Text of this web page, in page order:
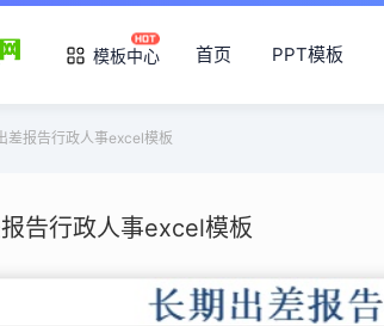
模板中心 首页 PPT模板
差报告行政人事excel模板
告行政人事excel模板